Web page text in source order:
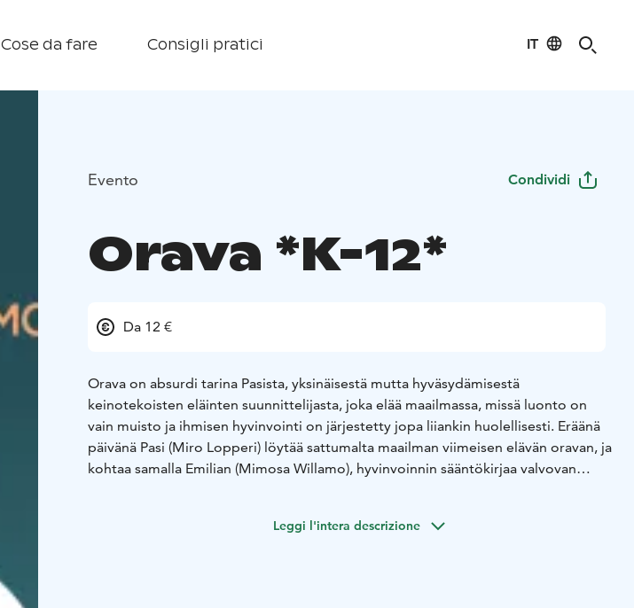
Cose da fare Consigli pratici IT
Evento Condividi
Orava *K-12*
Da 12 €
Orava on absurdi tarina Pasista, yksinäisestä mutta hyväsydämisestä
keinotekoisten eläinten suunnittelijasta, joka elää maailmassa, missä luonto on
vain muisto ja ihmisen hyvinvointi on järjestetty jopa liiankin huolellisesti. Eräänä
päivänä Pasi (Miro Lopperi) löytää sattumalta maailman viimeisen elävän oravan, ja
kohtaa samalla Emilian (Mimosa Willamo), hyvinvoinnin sääntökirjaa valvovan
Leggi l'intera descrizione